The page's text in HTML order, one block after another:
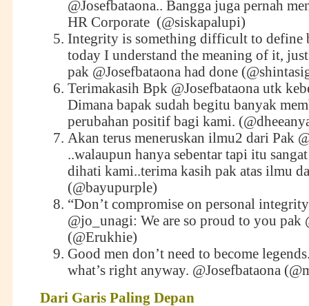
@Josefbataona.. Bangga juga pernah
HR Corporate (@siskapalupi)
Integrity is something difficult to define
today I understand the meaning of it,
pak @Josefbataona had done
Terimakasih Bpk @Josefbataona utk
Dimana bapak sudah begitu banyak
perubahan positif bagi kami.
Akan terus meneruskan ilmu2 dari Pak
..walaupun hanya sebentar tapi itu
dihati kami..terima kasih pak atas ilmu
(@bayupurple)
“Don’t compromise on personal
@jo_unagi: We are so proud to you pak
(@Erukhie)
Good men don’t need to become
what’s right anyway. @Josefbataona
Dari Garis Paling Depan